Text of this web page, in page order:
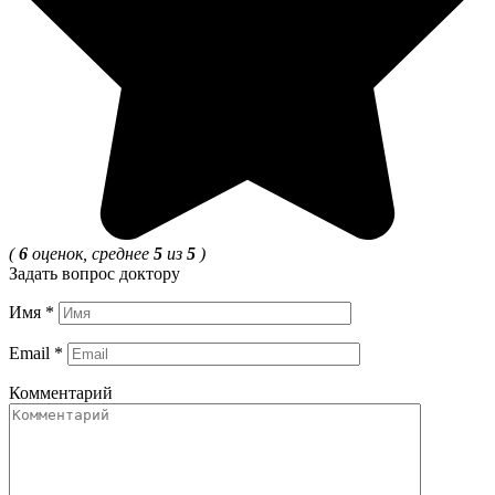
(6 оценок, среднее 5 из 5 )
Задать вопрос доктору
Имя *
Email *
Комментарий